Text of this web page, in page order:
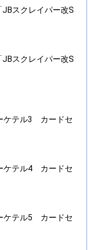
JBスクレイパー改S
JBスクレイパー改S
ケテル3 カードセ
ケテル4 カードセ
ケテル5 カードセ